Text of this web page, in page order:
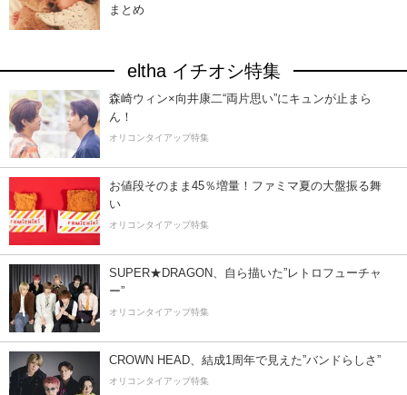
まとめ
eltha イチオシ特集
森崎ウィン×向井康二“両片思い”にキュンが止まら
ん！
オリコンタイアップ特集
お値段そのまま45％増量！ファミマ夏の大盤振る舞
い
オリコンタイアップ特集
SUPER★DRAGON、自ら描いた”レトロフューチャ
ー”
オリコンタイアップ特集
CROWN HEAD、結成1周年で見えた”バンドらしさ”
オリコンタイアップ特集